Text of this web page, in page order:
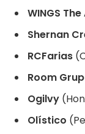
WINGS
Shernan
RCFarias
Room
Ogilvy
Olístico